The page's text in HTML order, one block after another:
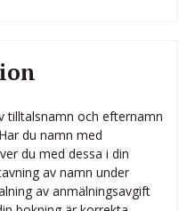
tilltalsnamn och efternamn
du namn med
du med dessa i din
av namn under
av anmälningsavgift